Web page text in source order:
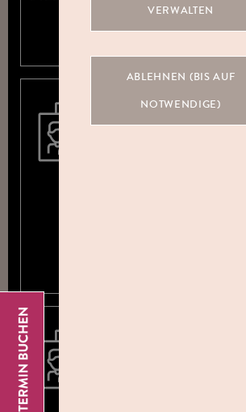
ABZÜGE
VERWALTEN
ABLEHNEN (BIS AUF
NOTWENDIGE)